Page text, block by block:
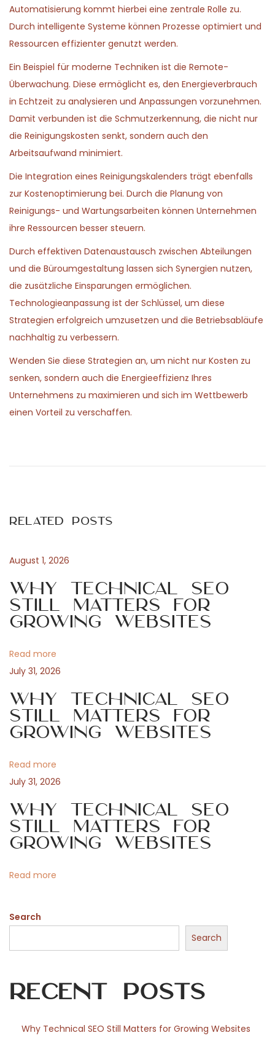
Automatisierung kommt hierbei eine zentrale Rolle zu.
Durch intelligente Systeme können Prozesse optimiert und
Ressourcen effizienter genutzt werden.
Ein Beispiel für moderne Techniken ist die Remote-
Überwachung. Diese ermöglicht es, den Energieverbrauch
in Echtzeit zu analysieren und Anpassungen vorzunehmen.
Damit verbunden ist die Schmutzerkennung, die nicht nur
die Reinigungskosten senkt, sondern auch den
Arbeitsaufwand minimiert.
Die Integration eines Reinigungskalenders trägt ebenfalls
zur Kostenoptimierung bei. Durch die Planung von
Reinigungs- und Wartungsarbeiten können Unternehmen
ihre Ressourcen besser steuern.
Durch effektiven Datenaustausch zwischen Abteilungen
und die Büroumgestaltung lassen sich Synergien nutzen,
die zusätzliche Einsparungen ermöglichen.
Technologieanpassung ist der Schlüssel, um diese
Strategien erfolgreich umzusetzen und die Betriebsabläufe
nachhaltig zu verbessern.
Wenden Sie diese Strategien an, um nicht nur Kosten zu
senken, sondern auch die Energieeffizienz Ihres
Unternehmens zu maximieren und sich im Wettbewerb
einen Vorteil zu verschaffen.
s
n
a
i
g
a
t
i
o
n
o
s
o
s
t
o
o
o
n
I
m
p
r
o
e
Y
u
r
G
n
E
p
Related Posts
August 1, 2026
Why Technical SEO
Still Matters for
Growing Websites
Read more
July 31, 2026
Why Technical SEO
Still Matters for
Growing Websites
Read more
July 31, 2026
Why Technical SEO
Still Matters for
Growing Websites
Read more
Search
Search
Recent Posts
Why Technical SEO Still Matters for Growing Websites